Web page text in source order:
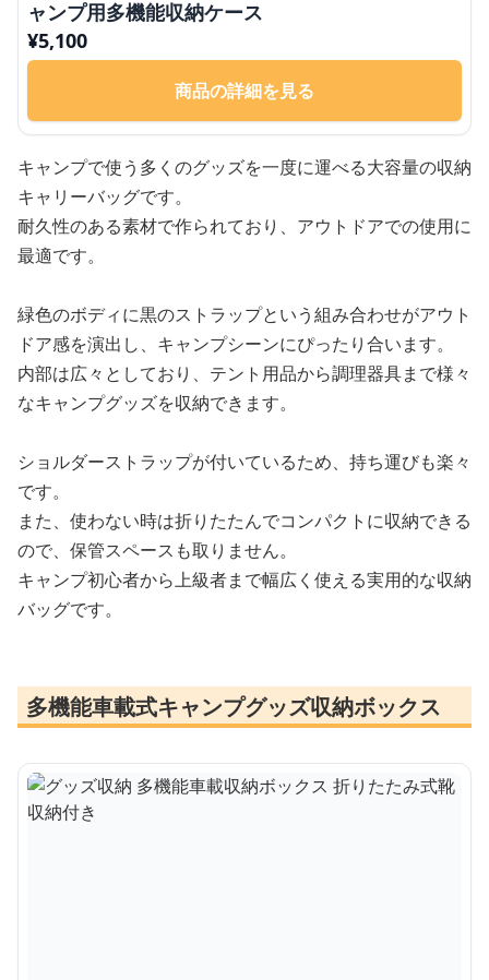
ャンプ用多機能収納ケース
¥5,100
商品の詳細を見る
キャンプで使う多くのグッズを一度に運べる大容量の収納
キャリーバッグです。
耐久性のある素材で作られており、アウトドアでの使用に
最適です。
緑色のボディに黒のストラップという組み合わせがアウト
ドア感を演出し、キャンプシーンにぴったり合います。
内部は広々としており、テント用品から調理器具まで様々
なキャンプグッズを収納できます。
ショルダーストラップが付いているため、持ち運びも楽々
です。
また、使わない時は折りたたんでコンパクトに収納できる
ので、保管スペースも取りません。
キャンプ初心者から上級者まで幅広く使える実用的な収納
バッグです。
多機能車載式キャンプグッズ収納ボックス